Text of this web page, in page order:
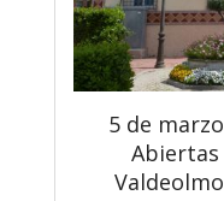
5 de
Abiertas